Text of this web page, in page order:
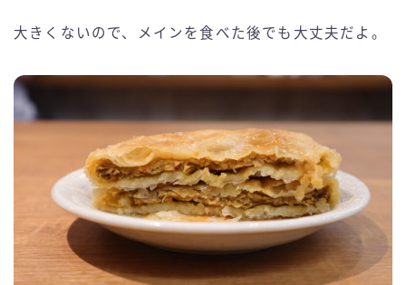
大きくないので、メインを食べた後でも大丈夫だよ。